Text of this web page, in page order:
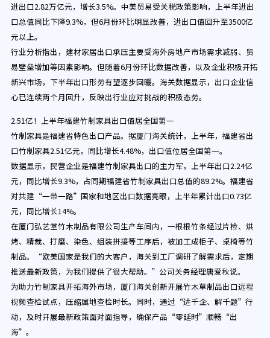
进出口2.82万亿元，增长3.5%。中美贸易受关税政策影响，上半年进出
口总值同比下降9.3%，但6月份环比明显改善，进出口值回升至3500亿
元以上。
行业分析指出，建材家居出口承压主要受海外房地产市场需求减弱、贸
易壁垒增加等因素影响。但随着6月份环比数据改善，以及企业积极开拓
新兴市场，下半年出口形势有望逐步回暖。海关数据显示，出口企业信
心已连续两个月回升，反映出行业应对挑战的积极态势。
2.51亿！上半年福建竹制家具出口值居全国第一
竹制家具是福建省特色出口产品。据厦门海关统计，上半年，福建省出
口竹制家具2.51亿元，同比增长4.48%，出口值位居全国第一。
数据显示，民营企业是福建竹制家具出口的主力军，上半年出口2.24亿
元，同比增长9.3%，占同期福建省竹制家具出口总值的89.2%。福建省
对共建“一带一路”国家和地区出口数据亮眼，上半年累计出口0.73亿
元，同比增长14%。
在厦门弘艺堂竹木制品有限公司生产车间内，一根根竹条经过片检、烘
烤、精裁、打磨、染色、组装拼接等工序后，被加工成柜子、桌椅等竹
制品。“欧美国家是我们的大客户，海关到工厂调研了解需求后，定期
推送最新政策，为我们提供了很大帮助。”公司关务经理唐爱秋说。
为助力竹制家具开拓海外市场，厦门海关创新开展竹木草制品出口远程
视频查检试点，压缩属地查检时长。同时，通过“进千企、解千题”行
动，及时开展最新政策面对面指导，确保产品“零延时”顺畅“出
海”。